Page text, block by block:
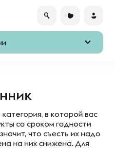
в которой вас
со сроком годности
что съесть их надо
на них снижена. Для